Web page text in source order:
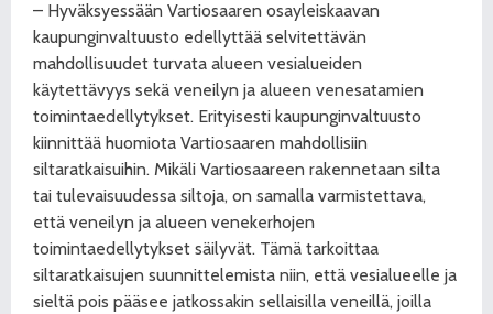
– Hyväksyessään Vartiosaaren osayleiskaavan
kaupunginvaltuusto edellyttää selvitettävän
mahdollisuudet turvata alueen vesialueiden
käytettävyys sekä veneilyn ja alueen venesatamien
toimintaedellytykset. Erityisesti kaupunginvaltuusto
kiinnittää huomiota Vartiosaaren mahdollisiin
siltaratkaisuihin. Mikäli Vartiosaareen rakennetaan silta
tai tulevaisuudessa siltoja, on samalla varmistettava,
että veneilyn ja alueen venekerhojen
toimintaedellytykset säilyvät. Tämä tarkoittaa
siltaratkaisujen suunnittelemista niin, että vesialueelle ja
sieltä pois pääsee jatkossakin sellaisilla veneillä, joilla